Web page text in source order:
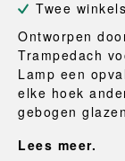
Twee
Ontworpen
Trampedach
Lamp een
elke hoek
gebogen
Lees meer.